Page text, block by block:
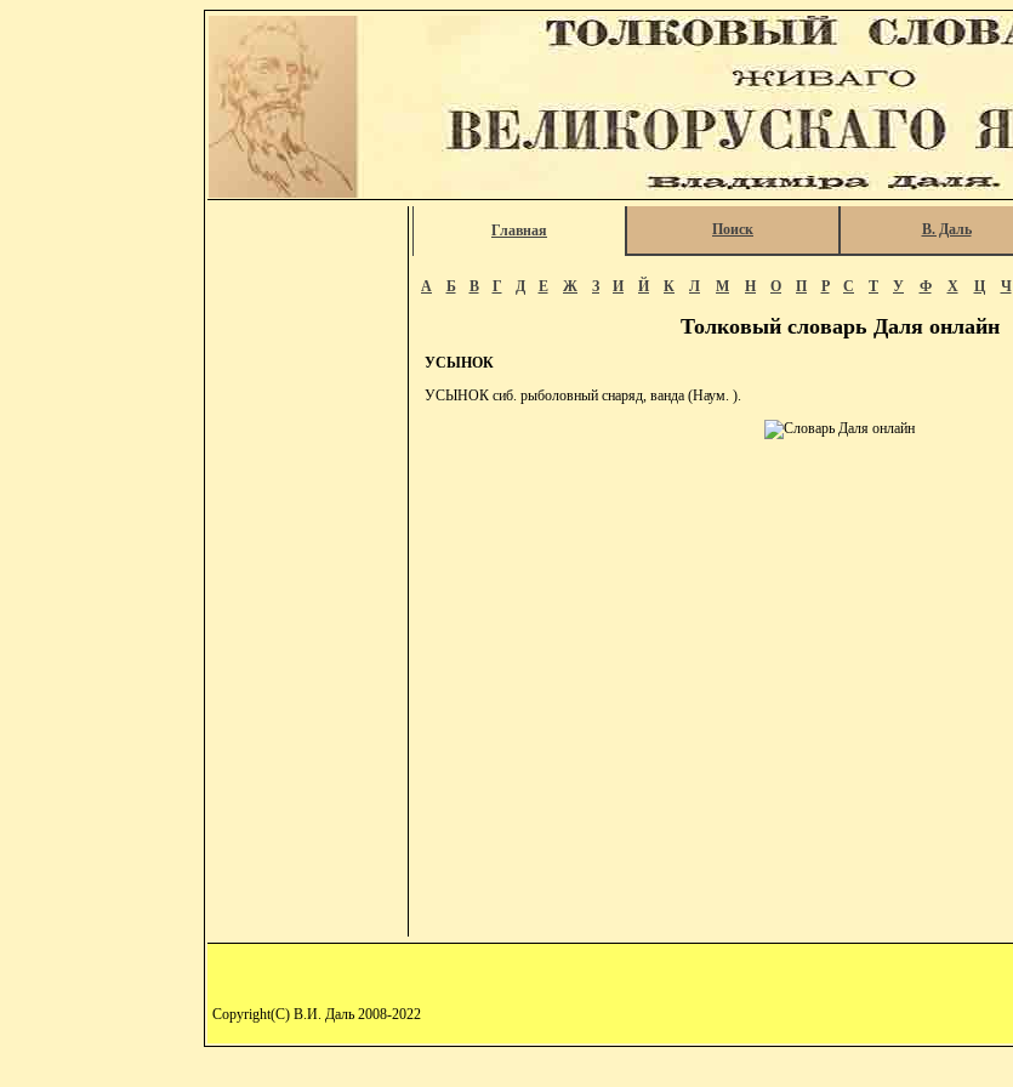
Главная Поиск В. Даль
А Б В Г Д Е Ж З И Й К Л М Н О П Р С Т У Ф Х Ц Ч
Толковый словарь Даля онлайн
УСЫНОК
УСЫНОК сиб. рыболовный снаряд, ванда (Наум. ).
Copyright(C) В.И. Даль 2008-2022